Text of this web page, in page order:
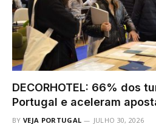
DECORHOTEL: 66% dos
Portugal e aceleram
BY VEJA PORTUGAL JULHO 30, 2026